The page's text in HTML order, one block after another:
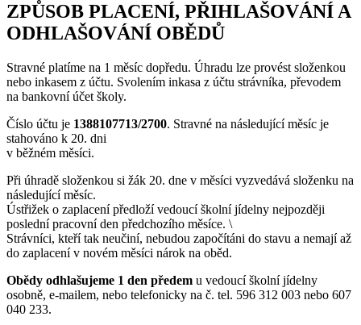
ZPŮSOB PLACENÍ, PŘIHLAŠOVÁNÍ A
ODHLAŠOVÁNÍ OBĚDŮ
Stravné platíme na 1 měsíc dopředu. Úhradu lze provést složenkou
nebo inkasem z účtu. Svolením inkasa z účtu strávníka, převodem
na bankovní účet školy.
Číslo účtu je 1388107713/2700. Stravné na následující měsíc je
stahováno k 20. dni
v běžném měsíci.
Při úhradě složenkou si žák 20. dne v měsíci vyzvedává složenku na
následující měsíc.
Ústřižek o zaplacení předloží vedoucí školní jídelny nejpozději
poslední pracovní den předchozího měsíce. \
Strávníci, kteří tak neučiní, nebudou započítáni do stavu a nemají až
do zaplacení v novém měsíci nárok na oběd.
Obědy odhlašujeme 1 den předem u vedoucí školní jídelny
osobně, e-mailem, nebo telefonicky na č. tel. 596 312 003 nebo 607
040 233.